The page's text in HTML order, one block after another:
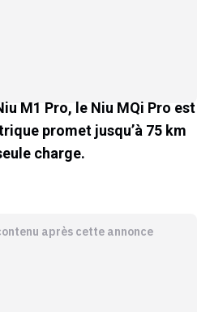
M1 Pro, le Niu MQi Pro est
promet jusqu’à 75 km
charge.
après cette annonce